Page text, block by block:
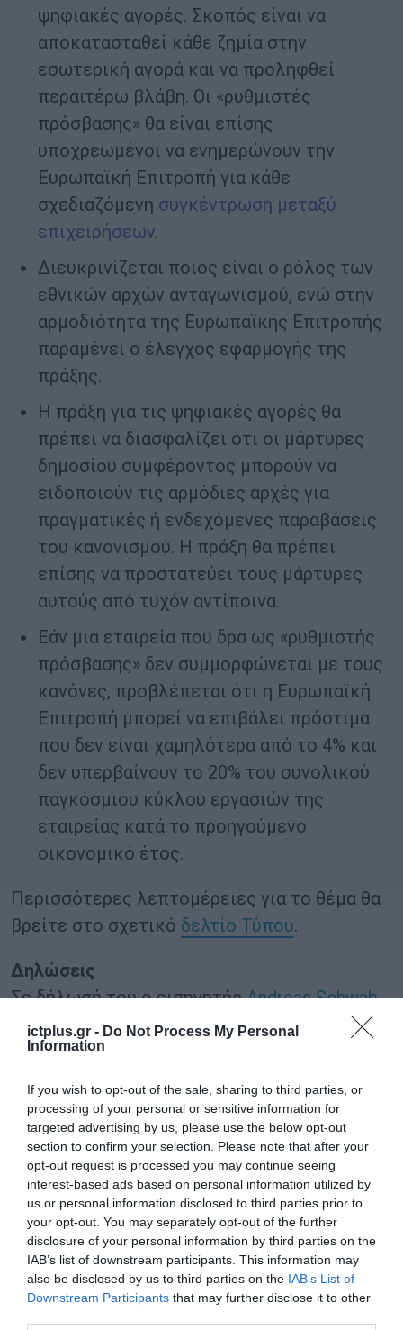
ictplus.gr - Do Not Process My Personal
Information
If you wish to opt-out of the sale, sharing to third parties, or
processing of your personal or sensitive information for
targeted advertising by us, please use the below opt-out
section to confirm your selection. Please note that after your
opt-out request is processed you may continue seeing
interest-based ads based on personal information utilized by
us or personal information disclosed to third parties prior to
your opt-out. You may separately opt-out of the further
disclosure of your personal information by third parties on the
IAB’s list of downstream participants. This information may
also be disclosed by us to third parties on the IAB’s List of
Downstream Participants that may further disclose it to other
ψηφιακές αγορές. Σκοπός είναι να
αποκατασταθεί κάθε ζημία στην
εσωτερική αγορά και να προληφθεί
περαιτέρω βλάβη. Οι «ρυθμιστές
πρόσβασης» θα είναι επίσης
υποχρεωμένοι να ενημερώνουν την
Ευρωπαϊκή Επιτροπή για κάθε
σχεδιαζόμενη συγκέντρωση μεταξύ
επιχειρήσεων.
Διευκρινίζεται ποιος είναι ο ρόλος των
εθνικών αρχών ανταγωνισμού, ενώ στην
αρμοδιότητα της Ευρωπαϊκής Επιτροπής
παραμένει ο έλεγχος εφαρμογής της
πράξης.
Η πράξη για τις ψηφιακές αγορές θα
πρέπει να διασφαλίζει ότι οι μάρτυρες
δημοσίου συμφέροντος μπορούν να
ειδοποιούν τις αρμόδιες αρχές για
πραγματικές ή ενδεχόμενες παραβάσεις
του κανονισμού. Η πράξη θα πρέπει
επίσης να προστατεύει τους μάρτυρες
αυτούς από τυχόν αντίποινα.
Εάν μια εταιρεία που δρα ως «ρυθμιστής
πρόσβασης» δεν συμμορφώνεται με τους
κανόνες, προβλέπεται ότι η Ευρωπαϊκή
Επιτροπή μπορεί να επιβάλει πρόστιμα
που δεν είναι χαμηλότερα από το 4% και
δεν υπερβαίνουν το 20% του συνολικού
παγκόσμιου κύκλου εργασιών της
εταιρείας κατά το προηγούμενο
οικονομικό έτος.
Περισσότερες λεπτομέρειες για το θέμα θα
βρείτε στο σχετικό δελτίο Τύπου.
Δηλώσεις
Σε δήλωσή του ο εισηγητήςAndreas Schwab
(ΕΛΚ, Γερμανία) ανέφερε: «Η σημερινή
έγκριση της διαπραγματευτικής μας εντολής
Κοινοβούλιο τάσσεται κατά των αθέμιτων
πρακτικών που χρησιμοποιούνται από τους
ψηφιακούς κολοσσούς. Θα διασφαλίσουμε
ότι οι ψηφιακές αγορές είναι ανοικτές και
ότι ο ανταγωνισμός λειτουργεί. Αυτό είναι
καλό για τους καταναλωτές, καλό για τις
επιχειρήσεις και καλό για την ψηφιακή
καινοτομία. Το μήνυμά μας είναι σαφές: η ΕΕ
θα επιβάλει τους κανόνες της κοινωνικής